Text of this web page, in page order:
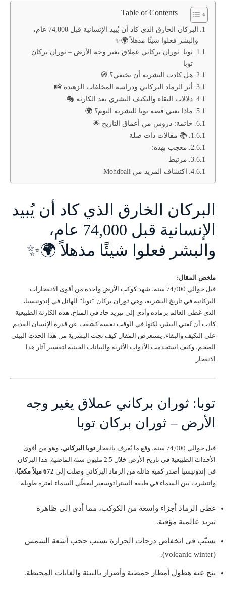
Table of Contents
البركان الخارق الذي كاد أن يُبيد الإنسانية قبل 74,000 عام،
والبشر فعلوا شيئًا مذهلاً 🌍✨
توبا: ثوران بركاني عملاق يغير وجه الأرض – ثوران بركان
توبا
هل كادت البشرية أن تختفي؟ 🧭
أثر الرماد البركاني ودراسة المخلفات الزهيدة 📸
دلالات البقاء والتكيف البشري بعد الكارثة 🎭
ماذا تعني قصة توبا للبشرية اليوم؟ 🌍
خاتمة: دروس من أعماق التاريخ 🌟
📚 مقالات ذات صلة
معجب بهذه:
مرتبط
اكتشاف المزيد من Mohdbali
البركان الخارق الذي كاد أن يُبيد
الإنسانية قبل 74,000 عام،
والبشر فعلوا شيئًا مذهلاً 🌍✨
ملخص المقال:
قبل حوالي 74,000 سنة، شهد كوكب الأرض واحدة من أقوى الانفجارات
البركانية في تاريخ البشرية، وهي ثوران بركان “توبا” الهائل في إندونيسيا،
الذي غطى العالم برماده وأدى إلى تبريد حاد في المناخ. هذه الكارثة الطبيعية
كادت أن تُفني البشر، لكنها في الوقت نفسه كشفت عن قدرة الإنسان القديم
على التكيف والبقاء. يستعرض المقال كيف نجت البشرية من هذا الحدث البيئي
الضخم، وكيف استخدمت الأدوات الأثرية والبيانات الجينية لتفسير آثار هذا
الانفجار.
توبا: ثوران بركاني عملاق يغير وجه
الأرض – ثوران بركان توبا
قبل حوالي 74,000 سنة، وقع ما يُعرف بانفجار توبا البركاني، وهو من أقوى
الأحداث الطبيعية في تاريخ الأرض خلال 2.5 مليون سنة الماضية. هذا البركان
في إندونيسيا أصدر كمية هائلة من الرماد البركاني وصلت إلى 672 ميلاً مكعبًا
،
وانتشرت بين السماء في طبقة الستراتوسفير ليغطّي السماء لفترة طويلة.
غطى الرماد أجزاء واسعة من الكوكب، مما أدى إلى ظاهرة
تبريد عالمية مؤقتة.
تسبّب في انخفاض درجات الحرارة بسبب حجب أشعة الشمس
(volcanic winter).
نتج عنه هطول أمطار حمضية وأضرار بالبيئة والغابات المحيطة.